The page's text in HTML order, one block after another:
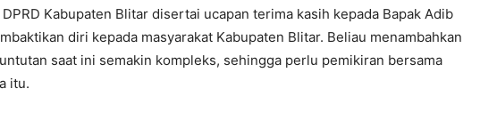
Kabupaten Blitar disertai ucapan terima kasih kepada Bapak Adib
diri kepada masyarakat Kabupaten Blitar. Beliau menambahkan
saat ini semakin kompleks, sehingga perlu pemikiran bersama
itu.